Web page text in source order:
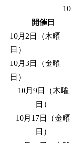
開催日
10月2日（木曜
日）
10月3日（金曜
日）
10月9日（木曜
日）
10月17日（金曜
日）